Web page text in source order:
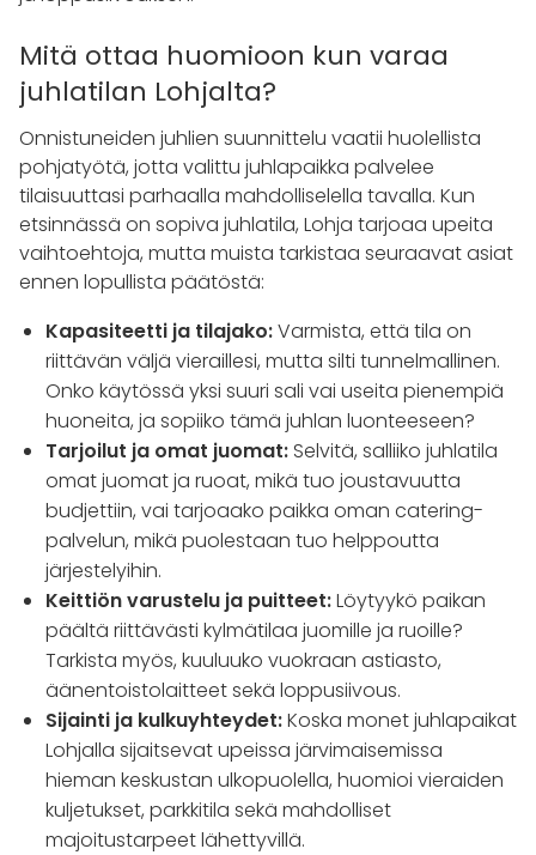
Mitä ottaa huomioon kun varaa
juhlatilan Lohjalta?
Onnistuneiden juhlien suunnittelu vaatii huolellista
pohjatyötä, jotta valittu juhlapaikka palvelee
tilaisuuttasi parhaalla mahdolliselella tavalla. Kun
etsinnässä on sopiva juhlatila, Lohja tarjoaa upeita
vaihtoehtoja, mutta muista tarkistaa seuraavat asiat
ennen lopullista päätöstä:
Kapasiteetti ja tilajako:Varmista, että tila on
riittävän väljä vieraillesi, mutta silti tunnelmallinen.
Onko käytössä yksi suuri sali vai useita pienempiä
huoneita, ja sopiiko tämä juhlan luonteeseen?
Tarjoilut ja omat juomat: Selvitä, salliiko juhlatila
omat juomat ja ruoat, mikä tuo joustavuutta
budjettiin, vai tarjoaako paikka oman catering-
palvelun, mikä puolestaan tuo helppoutta
järjestelyihin.
Keittiön varustelu ja puitteet:Löytyykö paikan
päältä riittävästi kylmätilaa juomille ja ruoille?
Tarkista myös, kuuluuko vuokraan astiasto,
äänentoistolaitteet sekä loppusiivous.
Sijainti ja kulkuyhteydet:Koska monet juhlapaikat
Lohjalla sijaitsevat upeissa järvimaisemissa
hieman keskustan ulkopuolella, huomioi vieraiden
kuljetukset, parkkitila sekä mahdolliset
majoitustarpeet lähettyvillä.